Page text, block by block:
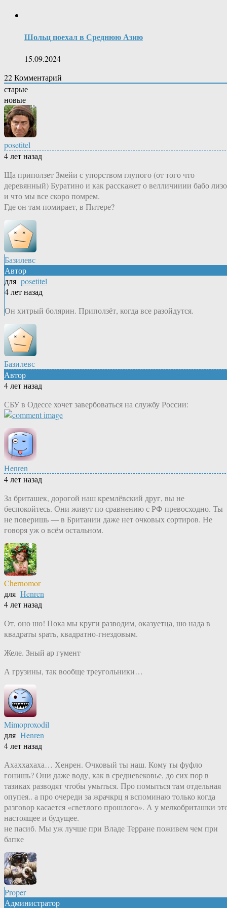
Шольц поехал в Среднюю Азию
15.09.2024
22Комментарий
старые
новые
posetitel
4 лет назад
Ща приползет Змейи с упорством глупого (от того что
деревянный) Буратино и как расскажет о велличииии бабо лизо
и что мы все скоро помрем.
Где он там помирает, в Питере?
Базилевс
Автор
для posetitel
4 лет назад
Он хитрый болярин. Приползёт, когда все разойдутся.
Базилевс
Автор
4 лет назад
СБУ в Одессе хочет завербоваться на службу России:
Henren
4 лет назад
За бриташек, дорогой наш кремлёвский друг, вы не
беспокойтесь. Они живут по сравнению с РФ превосходно. Ты
не поверишь — в Британии даже нет очковых сортиров. Не
говоря уж о всём остальном.
Chernomor
для Henren
4 лет назад
От, оно шо! Пока мы круги разводим, оказуетца, шо нада в
квадраты sрать, квадратно-гнездовым.
Желе. Зный ар гумент
А грузины, так вообще треугольники…
Mimoproxodil
для Henren
4 лет назад
Ахаххахаха… Хенрен. Очковый ты наш. Кому ты фуфло
гонишь? Они даже воду, как в средневековье, до сих пор в
тазиках разводят чтобы умыться. Про помыться там отдельная
опупея.. а про очереди за жрачкрц я вспоминаю только когда
разговор касается «светлого прошлого». А у мелкобриташки
настоящее и будущее.
не пасиб. Мы уж лучше при Владе Терране поживем чем при
бапке
Proper
Администратор